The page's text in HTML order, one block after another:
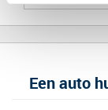
Een auto